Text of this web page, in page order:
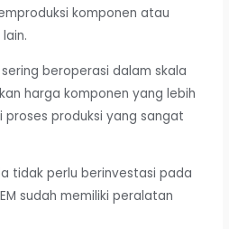
komponen atau
sering beroperasi dalam skala
harga komponen yang lebih
proses produksi yang sangat
tidak perlu berinvestasi pada
sudah memiliki peralatan